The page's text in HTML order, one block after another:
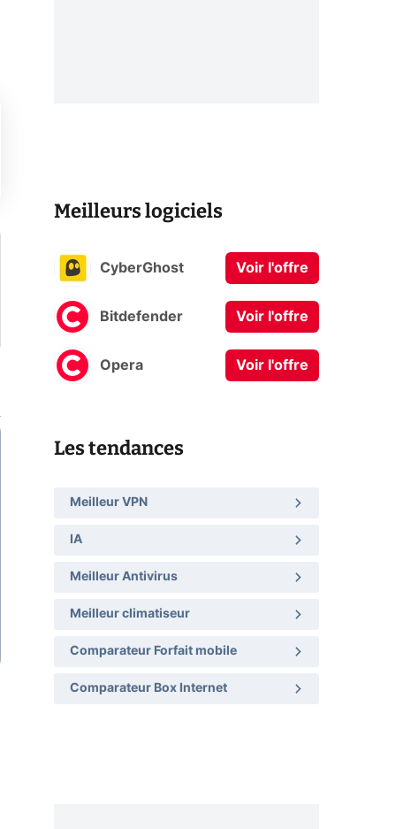
Meilleurs logiciels
CyberGhost Voir l'offre
Bitdefender Voir l'offre
Opera Voir l'offre
Les tendances
Meilleur VPN
IA
Meilleur Antivirus
Meilleur climatiseur
Comparateur Forfait mobile
Comparateur Box Internet